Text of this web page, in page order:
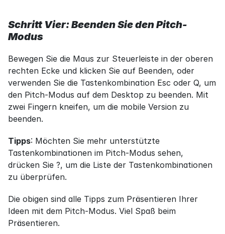
Schritt Vier: Beenden Sie den Pitch-
Modus
Bewegen Sie die Maus zur Steuerleiste in der oberen
rechten Ecke und klicken Sie auf Beenden, oder
verwenden Sie die Tastenkombination Esc oder Q, um
den Pitch-Modus auf dem Desktop zu beenden. Mit
zwei Fingern kneifen, um die mobile Version zu
beenden.
Tipps: Möchten Sie mehr unterstützte
Tastenkombinationen im Pitch-Modus sehen,
drücken Sie ?, um die Liste der Tastenkombinationen
zu überprüfen.
Die obigen sind alle Tipps zum Präsentieren Ihrer
Ideen mit dem Pitch-Modus. Viel Spaß beim
Präsentieren.